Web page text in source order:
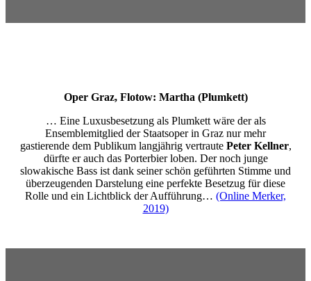
Oper Graz, Flotow: Martha (Plumkett)
… Eine Luxusbesetzung als Plumkett wäre der als
Ensemblemitglied der Staatsoper in Graz nur mehr
gastierende dem Publikum langjährig vertraute Peter Kellner,
dürfte er auch das Porterbier loben. Der noch junge
slowakische Bass ist dank seiner schön geführten Stimme und
überzeugenden Darstelung eine perfekte Besetzug für diese
Rolle und ein Lichtblick der Aufführung… (Online Merker,
2019)